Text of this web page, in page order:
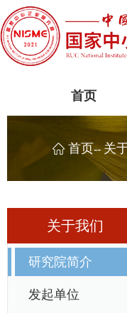
首页
首页--关
关于我们
研究院简介
发起单位